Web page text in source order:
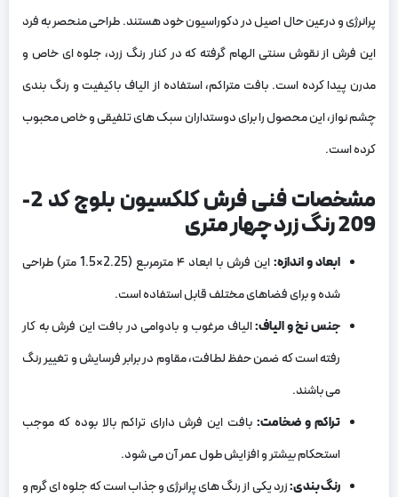
پرانرژی و درعین‌ حال اصیل در دکوراسیون خود هستند. طراحی منحصر به‌ فرد
این فرش از نقوش سنتی الهام گرفته که در کنار رنگ زرد، جلوه ‌ای خاص و
مدرن پیدا کرده است. بافت متراکم، استفاده از الیاف باکیفیت و رنگ ‌بندی
چشم ‌نواز، این محصول را برای دوستداران سبک‌ های تلفیقی و خاص محبوب
کرده است.
مشخصات فنی فرش کلکسیون بلوچ کد 2-
209 رنگ زرد چهار متری
ابعاد و اندازه:
این فرش با ابعاد ۴ مترمربع (2.25×1.5 متر) طراحی
شده و برای فضاهای مختلف قابل استفاده است.
جنس نخ و الیاف:الیاف مرغوب و بادوامی در بافت این فرش به ‌کار
رفته است که ضمن حفظ لطافت، مقاوم در برابر فرسایش و تغییر رنگ
می ‌باشند.
تراکم و ضخامت:بافت این فرش دارای تراکم بالا بوده که موجب
استحکام بیشتر و افزایش طول عمر آن می ‌شود.
رنگ‌ بندی:زرد یکی از رنگ ‌های پرانرژی و جذاب است که جلوه ‌ای گرم و